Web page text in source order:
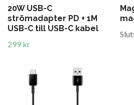
20W USB-C
strömadapter PD + 1M
USB-C till USB-C kabel
299 kr